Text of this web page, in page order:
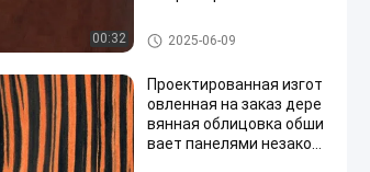
00:32 Фильм PVC декоративный
2025-06-09
Проектированная изгот
овленная на заказ дере
вянная облицовка обши
вает панелями незаконн